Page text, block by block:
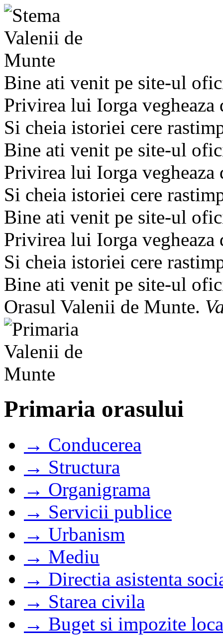
Bine ati venit pe site-ul
Privirea lui Iorga
Si cheia istoriei cere
Bine ati venit pe site-ul
Privirea lui Iorga
Si cheia istoriei cere
Bine ati venit pe site-ul
Privirea lui Iorga
Si cheia istoriei cere
Bine ati venit pe site-ul
Orasul Valenii de Munte.
Primaria orasului
→ Conducerea
→ Structura
→ Organigrama
→ Servicii publice
→ Urbanism
→ Mediu
→ Directia asistenta
→ Starea civila
→ Buget si impozite